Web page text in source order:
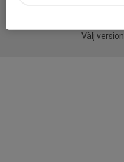
Välj